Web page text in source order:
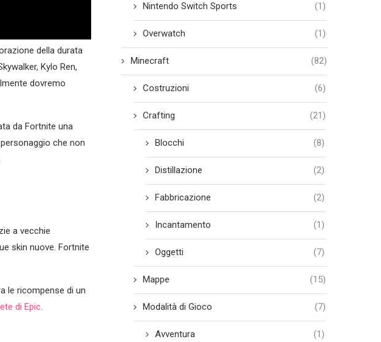
della durata
Kylo Ren,
dovremo
da Fortnite una
che non
a vecchie
skin nuove. Fortnite
le ricompense di un
di Epic.
Nintendo Switch Sports (1)
Overwatch (1)
Minecraft (82)
Costruzioni (6)
Crafting (21)
Blocchi (8)
Distillazione (2)
Fabbricazione (2)
Incantamento (1)
Oggetti (7)
Mappe (15)
Modalità di Gioco (7)
Avventura (1)